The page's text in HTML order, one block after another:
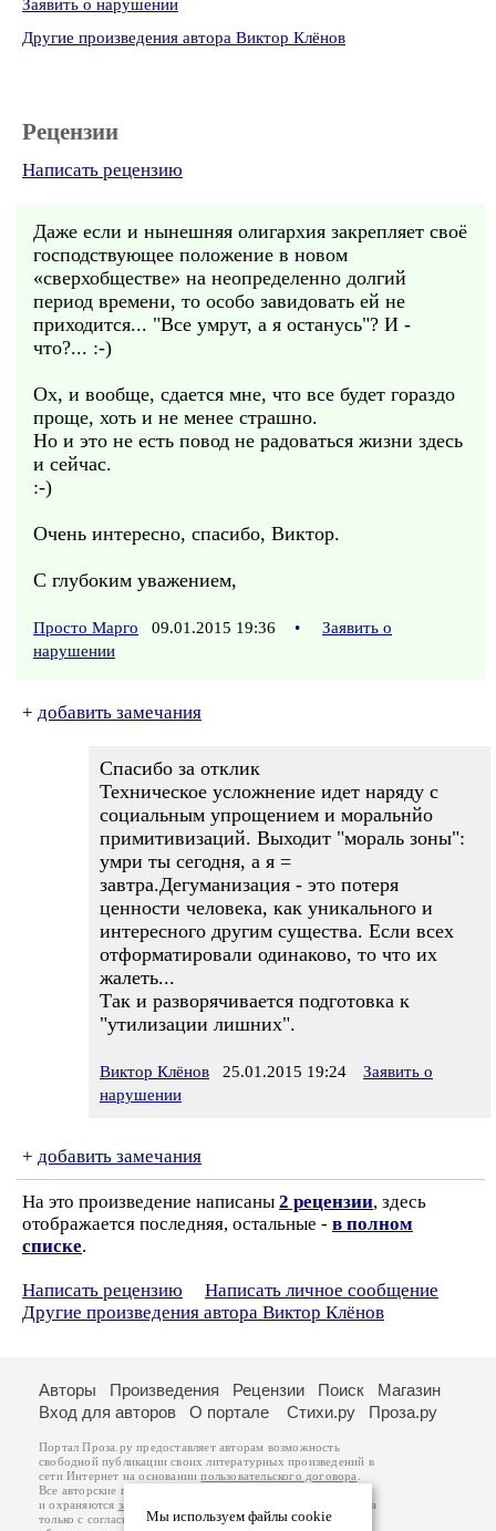
Заявить о нарушении
Другие произведения автора Виктор Клёнов
Рецензии
Написать рецензию
Даже если и нынешняя олигархия закрепляет своё
господствующее положение в новом
«сверхобществе» на неопределенно долгий
период времени, то особо завидовать ей не
приходится... "Все умрут, а я останусь"? И -
что?... :-)
Ох, и вообще, сдается мне, что все будет гораздо
проще, хоть и не менее страшно.
Но и это не есть повод не радоваться жизни здесь
и сейчас.
:-)
Очень интересно, спасибо, Виктор.
С глубоким уважением,
Просто Марго 09.01.2015 19:36 •
Заявить о
нарушении
+ добавить замечания
Спасибо за отклик
Техническое усложнение идет наряду с
социальным упрощением и моральнйо
примитивизаций. Выходит "мораль зоны":
умри ты сегодня, а я =
завтра.Дегуманизация - это потеря
ценности человека, как уникального и
интересного другим существа. Если всех
отформатировали одинаково, то что их
жалеть...
Так и разворячивается подготовка к
"утилизации лишних".
Виктор Клёнов 25.01.2015 19:24
Заявить о
нарушении
+ добавить замечания
На это произведение написаны 2 рецензии, здесь
отображается последняя, остальные - в полном
списке.
Написать рецензию
Написать личное сообщение
Другие произведения автора Виктор Клёнов
Мы используем файлы cookie
Авторы Произведения Рецензии Поиск
Магазин
Вход для авторов
О портале Стихи.ру Проза.ру
Портал Проза.ру предоставляет авторам возможность
свободной публикации своих литературных произведений в
сети Интернет на основаниипользовательского договора
Все авторские права на произведения принадлежат авторам
и охраняются законом
. Перепечатка произведений возможна
только с согласия его автора, к которому вы можете